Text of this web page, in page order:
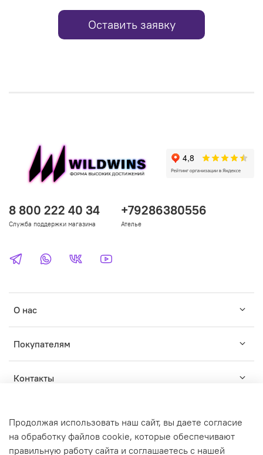
Оставить заявку
О нас
Покупателям
Контакты
8 800 222 40 34
Служба поддержки магазина
+79286380556
Ателье
Продолжая использовать наш сайт, вы даете согласие
на обработку файлов cookie, которые обеспечивают
правильную работу сайта и соглашаетесь с нашей